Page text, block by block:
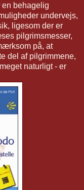
en behagelig
undervejs,
ligesom der er
pilgrimsmesser,
på, at
del af pilgrimmene,
naturligt - er